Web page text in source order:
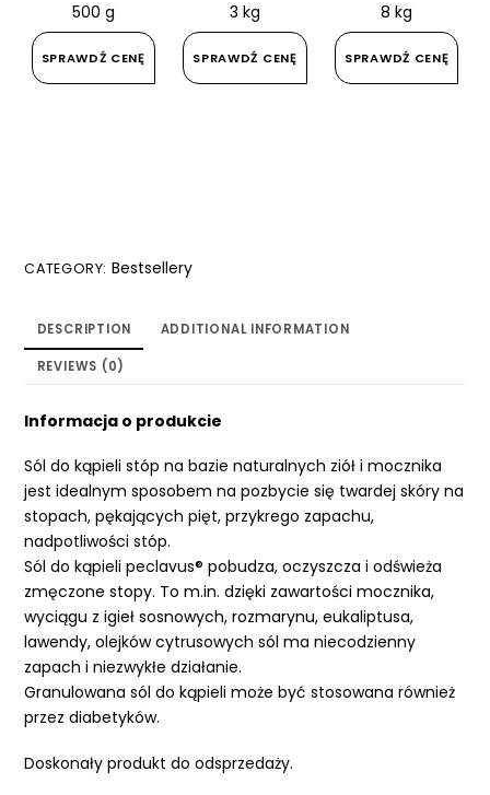
500 g
SPRAWDŹ CENĘ
3 kg
SPRAWDŹ CENĘ
8 kg
SPRAWDŹ CENĘ
CATEGORY: Bestsellery
DESCRIPTION ADDITIONAL INFORMATION
REVIEWS (0)
Informacja o produkcie
Sól do kąpieli stóp na bazie naturalnych ziół i mocznika
jest idealnym sposobem na pozbycie się twardej skóry na
stopach, pękających pięt, przykrego zapachu,
nadpotliwości stóp.
Sól do kąpieli peclavus® pobudza, oczyszcza i odświeża
zmęczone stopy. To m.in. dzięki zawartości mocznika,
wyciągu z igieł sosnowych, rozmarynu, eukaliptusa,
lawendy, olejków cytrusowych sól ma niecodzienny
zapach i niezwykłe działanie.
Granulowana sól do kąpieli może być stosowana również
przez diabetyków.
Doskonały produkt do odsprzedaży.